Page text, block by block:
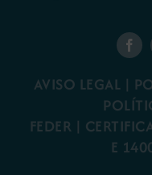
AVISO LEGAL |
FEDER |
E